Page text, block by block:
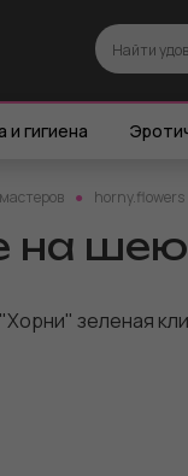
и гигиена
horny.flowers
шею